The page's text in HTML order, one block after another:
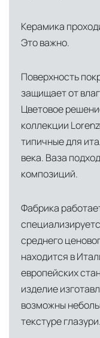
Лондон,
Другие
сеть
Условия
области
Для клиентов
Доставка
товара от
месту
Керамика
Это важно.
Поверхность
защищает от
Цветовое
коллекции
типичные для
века. Ваза
композиций.
Фабрика
среднего
находится в
европейских
изделие
возможны
текстуре глазури.